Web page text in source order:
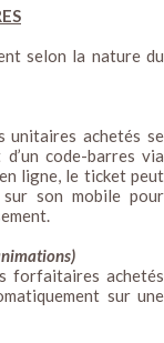
selon la nature du
unitaires achetés se
code-barres via
ligne, le ticket peut
son mobile pour
forfaitaires achetés
sur une